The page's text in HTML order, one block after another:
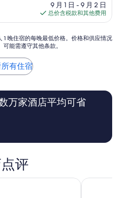
价
格
$145
9 月 1 日 - 9 月 2 日
总价含税款和其他费用
晚住宿的每晚最低价格。价格和供应情况
能需遵守其他条款。
有住宿
万家酒店平均可省
评
丹佛市中